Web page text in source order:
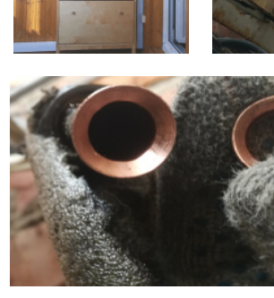
Увеличение длины магистрали является одной
из ситуаций нестандартного монтажа кондиционера.
Это происходит, когда расстояние между внутренним
и наружным блоками превышает стандартные
При увеличении длины магистрали, требуется
использование дополнительных материалов, таких как
трубы и изоляция, чтобы обеспечить эффективную
работу системы кондиционирования. Также необходимо
учитывать, что с увеличением длины магистрали может
возникнуть дополнительное сопротивление потоку
хладагента, что потребует более мощного компрессора
для поддержания оптимального давления
и производительности.